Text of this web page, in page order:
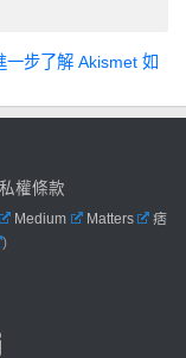
一步了解 Akismet 如
權條款
Medium Matters
痞
)